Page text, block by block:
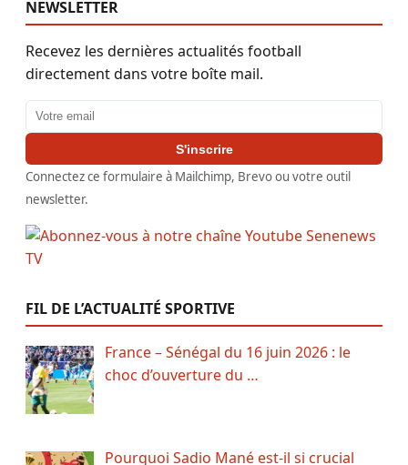
NEWSLETTER
Recevez les dernières actualités football
directement dans votre boîte mail.
Adresse email
S'inscrire
Connectez ce formulaire à Mailchimp, Brevo ou votre outil
newsletter.
FIL DE L’ACTUALITÉ SPORTIVE
France – Sénégal du 16 juin 2026 : le
choc d’ouverture du …
Pourquoi Sadio Mané est-il si crucial